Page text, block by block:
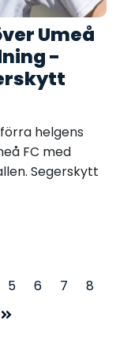
Umeå
-
helgens
FC med
Segerskytt
5 6 7
8